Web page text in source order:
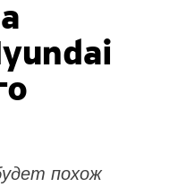
похож